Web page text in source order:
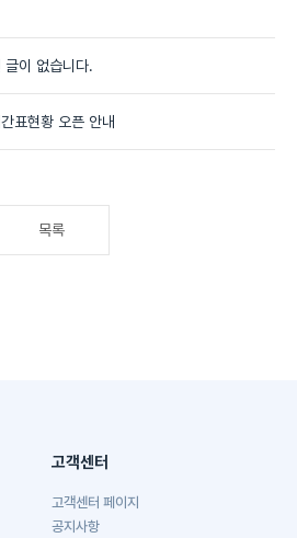
글이 없습니다.
표현황 오픈 안내
목록
고객센터
고객센터 페이지
공지사항